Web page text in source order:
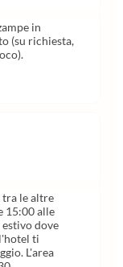
in
(su richiesta,
tra le altre
15:00 alle
dove
ti
L'area